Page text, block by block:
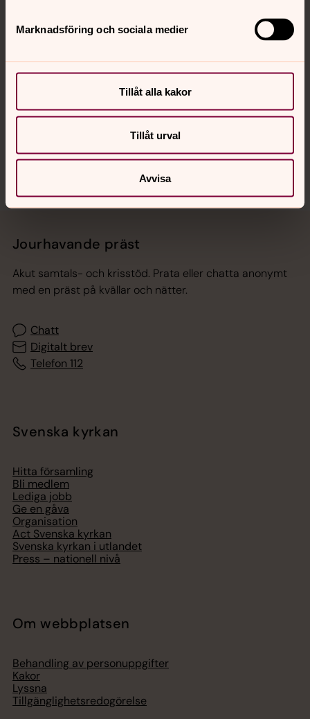
Marknadsföring och sociala medier
Tillåt alla kakor
Tillåt urval
Avvisa
Kalender
Jourhavande präst
Akut samtals- och krisstöd. Prata eller chatta anonymt
med en präst på kvällar och nätter.
Chatt
Digitalt brev
Telefon 112
Svenska kyrkan
Hitta församling
Bli medlem
Lediga jobb
Ge en gåva
Organisation
Act Svenska kyrkan
Svenska kyrkan i utlandet
Press – nationell nivå
Om webbplatsen
Behandling av personuppgifter
Kakor
Lyssna
Tillgänglighetsredogörelse